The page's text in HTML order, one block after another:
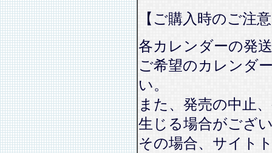
【ご購入時のご注
各カレンダーの発
ご希望のカレンダ
い。
また、発売の中止
生じる場合がござ
その場合、サイト